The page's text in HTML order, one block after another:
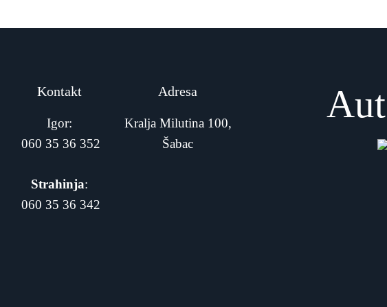
Kontakt
Igor:
060 35 36 352
Strahinja:
060 35 36 342
Adresa
Kralja Milutina 100,
Šabac